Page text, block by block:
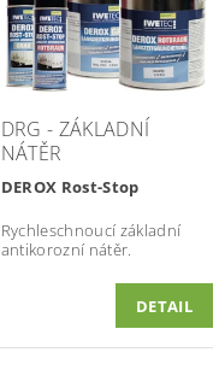
DRG - ZÁKLADNÍ
NÁTĚR
DEROX Rost-Stop
Rychleschnoucí základní
antikorozní nátěr.
DETAIL